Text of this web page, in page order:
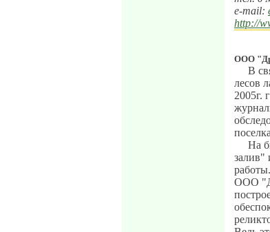
e-mail:
http://
ООО
В
лесов
2005г.
На
залив"
ООО